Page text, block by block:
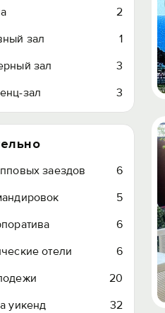
2
зал
1
зал
3
зал
3
заездов
6
5
6
отели
6
20
уикенд
32